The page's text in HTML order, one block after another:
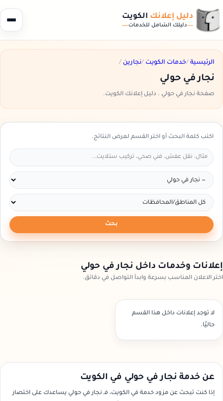
دليل إعلانك الكويت
دليلك الشامل للخدمات
الرئيسية /خدمات الكويت /نجارين /
نجار في حولي
صفحة نجار في حولي . دليل إعلانك الكويت.
اكتب كلمة البحث أو اختر القسم لعرض النتائج.
بحث
إعلانات وخدمات داخل نجار في حولي
اختر الاعلان المناسب بسرعة وابدأ التواصل في دقائق.
لا توجد إعلانات داخل هذا القسم
حاليًا.
عن خدمة نجار في حولي في الكويت
إذا كنت تبحث عن مزود خدمة في الكويت، فـ نجار في حولي يساعدك على اختصار